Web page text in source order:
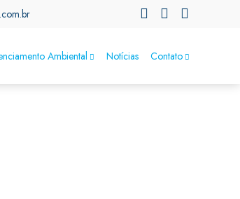
Ambiental Notícias Contato